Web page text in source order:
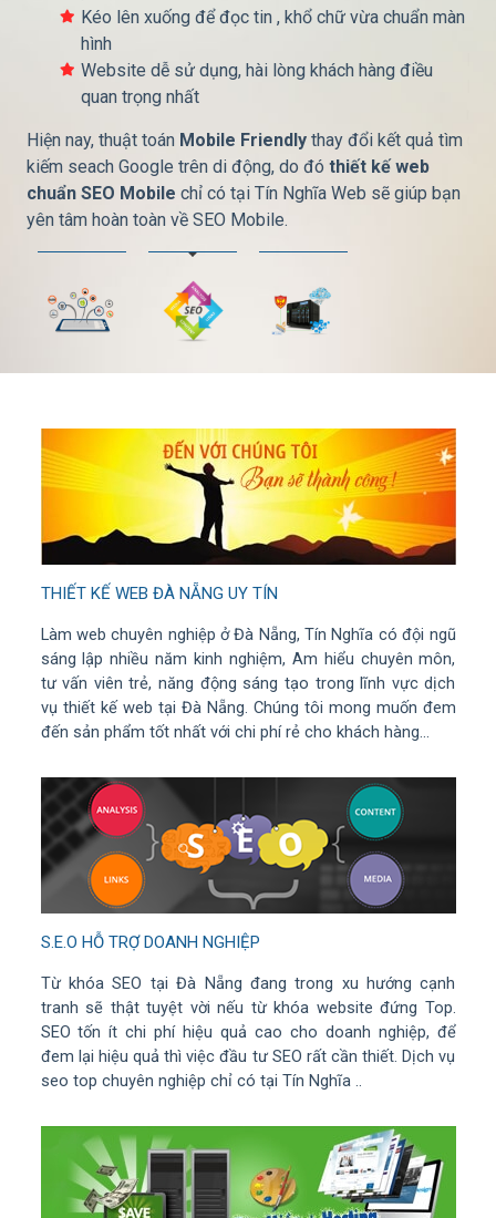
HTML5, CSS3, PHP.
Gần+ 450khách hàng tại Đà Nẵng đã lựa chọn công ty
chúng tôi !
Kéo lên xuống để đọc tin , khổ chữ vừa chuẩn màn
hình
Website dễ sử dụng, hài lòng khách hàng điều
quan trọng nhất
Hiện nay, thuật toán Mobile Friendly thay đổi kết quả tìm
kiếm seach Google trên di động, do đó thiết kế web
chuẩn SEO Mobile chỉ có tại Tín Nghĩa Web sẽ giúp bạn
yên tâm hoàn toàn về SEO Mobile.
kế website tại Đà Nẵng
Kim chỉ nam phương châm hoạt động Thiết kế web Tín
Nghĩa Đà Nẵng, tạo nên những sản phẩm Website tốt
nhất chuẩn SEOer Google, mang lại nhiều hiệu quả nhất
cho khách hàng và Tín Nghĩa Web chúng tôi.
Khách Hàng Chống phá hoại, Hack, phá dữ liệu
website
Xử lý lỗi, hỗ trợ 24/7 trọn Đời
THIẾT KẾ WEB ĐÀ NẴNG UY TÍN
Làm web chuyên nghiệp ở Đà Nẵng, Tín Nghĩa có đội ngũ
sáng lập nhiều năm kinh nghiệm, Am hiểu chuyên môn,
tư vấn viên trẻ, năng động sáng tạo trong lĩnh vực dịch
vụ thiết kế web tại Đà Nẵng. Chúng tôi mong muốn đem
đến sản phẩm tốt nhất với chi phí rẻ cho khách hàng...
S.E.O HỖ TRỢ DOANH NGHIỆP
Từ khóa SEO tại Đà Nẵng đang trong xu hướng cạnh
tranh sẽ thật tuyệt vời nếu từ khóa website đứng Top.
SEO tốn ít chi phí hiệu quả cao cho doanh nghiệp, để
đem lại hiệu quả thì việc đầu tư SEO rất cần thiết. Dịch vụ
seo top chuyên nghiệp chỉ có tại Tín Nghĩa ..